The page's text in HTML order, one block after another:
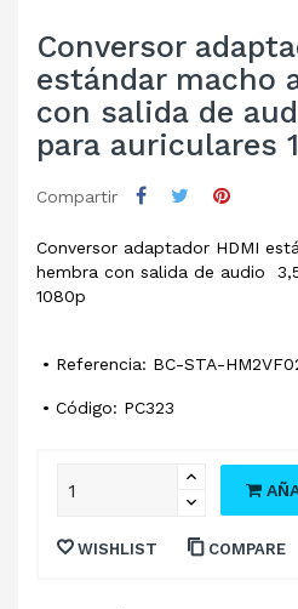
Conversor
estándar macho
con salida de
para auriculares
Compartir
Conversor adaptador HDMI
hembra con salida de audio
1080p
• Referencia: BC-STA-
• Código: PC323
WISHLIST COMPARE